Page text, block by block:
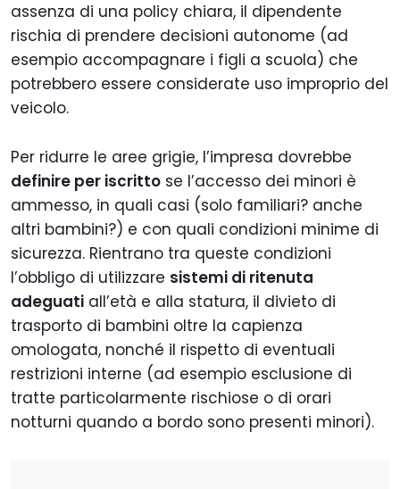
assenza di una policy chiara, il dipendente
rischia di prendere decisioni autonome (ad
esempio accompagnare i figli a scuola) che
potrebbero essere considerate uso improprio del
veicolo.
Per ridurre le aree grigie, l’impresa dovrebbe
definire per iscritto se l’accesso dei minori è
ammesso, in quali casi (solo familiari? anche
altri bambini?) e con quali condizioni minime di
sicurezza. Rientrano tra queste condizioni
l’obbligo di utilizzare sistemi di ritenuta
adeguati all’età e alla statura, il divieto di
trasporto di bambini oltre la capienza
omologata, nonché il rispetto di eventuali
restrizioni interne (ad esempio esclusione di
tratte particolarmente rischiose o di orari
notturni quando a bordo sono presenti minori).